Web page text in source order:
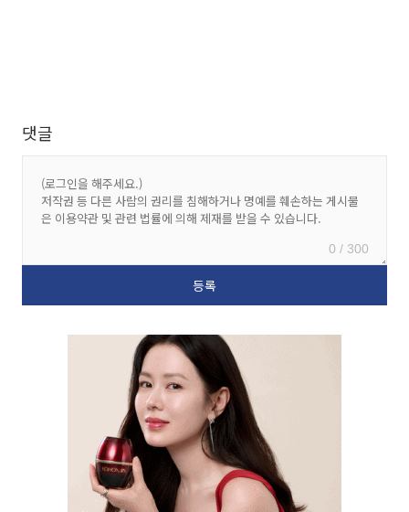
댓글
0 / 300